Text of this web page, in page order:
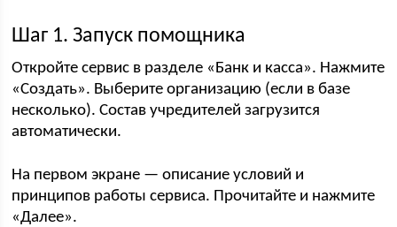
Шаг 1. Запуск помощника
Откройте сервис в разделе «Банк и касса». Нажмите
«Создать». Выберите организацию (если в базе
несколько). Состав учредителей загрузится
автоматически.
На первом экране — описание условий и
принципов работы сервиса. Прочитайте и нажмите
«Далее».